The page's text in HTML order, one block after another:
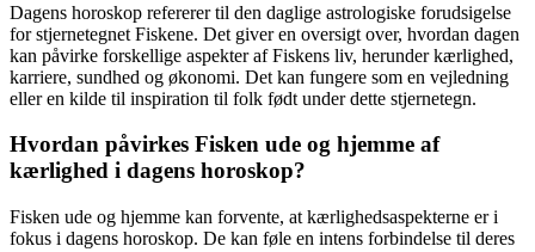
Dagens horoskop refererer til den daglige astrologiske forudsigelse
for stjernetegnet Fiskene. Det giver en oversigt over, hvordan dagen
kan påvirke forskellige aspekter af Fiskens liv, herunder kærlighed,
karriere, sundhed og økonomi. Det kan fungere som en vejledning
eller en kilde til inspiration til folk født under dette stjernetegn.
Hvordan påvirkes Fisken ude og hjemme af
kærlighed i dagens horoskop?
Fisken ude og hjemme kan forvente, at kærlighedsaspekterne er i
fokus i dagens horoskop. De kan føle en intens forbindelse til deres